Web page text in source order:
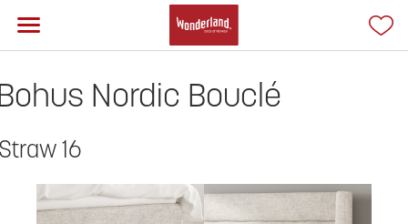
Nordic Bouclé
16